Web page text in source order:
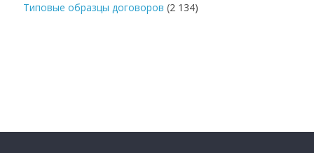
Типовые образцы договоров (2 134)